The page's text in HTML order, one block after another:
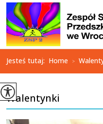
Jesteś tutaj: Home >
Walentynki